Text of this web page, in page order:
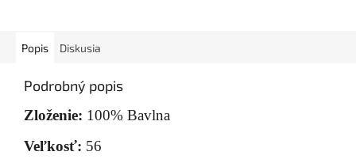
Popis Diskusia
Podrobný popis
Zloženie: 100% Bavlna
Veľkosť: 56